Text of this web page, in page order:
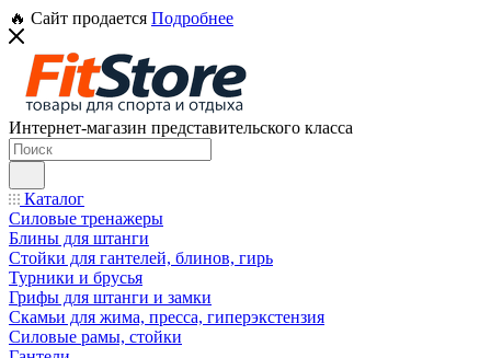
🔥 Сайт продается Подробнее
Интернет-магазин представительского класса
Каталог
Силовые тренажеры
Блины для штанги
Стойки для гантелей, блинов, гирь
Турники и брусья
Грифы для штанги и замки
Скамьи для жима, пресса, гиперэкстензия
Силовые рамы, стойки